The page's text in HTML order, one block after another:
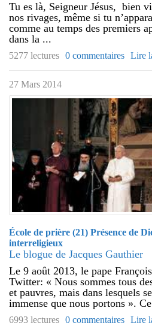
Tu es là, Seigneur Jésus, bien
nos rivages, même si tu
comme au temps des
dans la ...
5277 lectures 0 commentaires Lire
27 Mars 2014
École de prière (21) Présence de
interreligieux
Le blogue de Jacques Gauthier
Le 9 août 2013, le pape
Twitter: « Nous sommes tous
et pauvres, mais dans lesquels
immense que nous portons ».
6993 lectures 0 commentaires Lire